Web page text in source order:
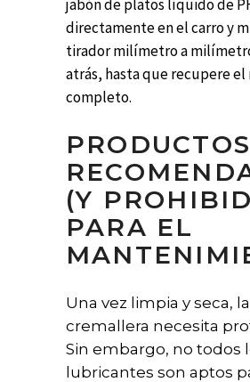
jabón de platos líquido de
directamente en el carro y
tirador milímetro a
atrás, hasta que recupere
completo.
PRODUCTOS
(Y
PARA EL
Una vez limpia y seca, la
cremallera necesita
Sin embargo, no todos
lubricantes son aptos